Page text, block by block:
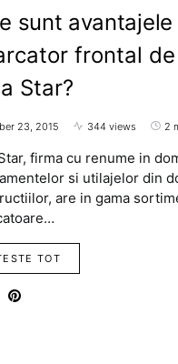
sunt avantajele
frontal
Star?
23, 2015 344 views 2
firma cu renume in
si utilajelor din
are in gama
TOT